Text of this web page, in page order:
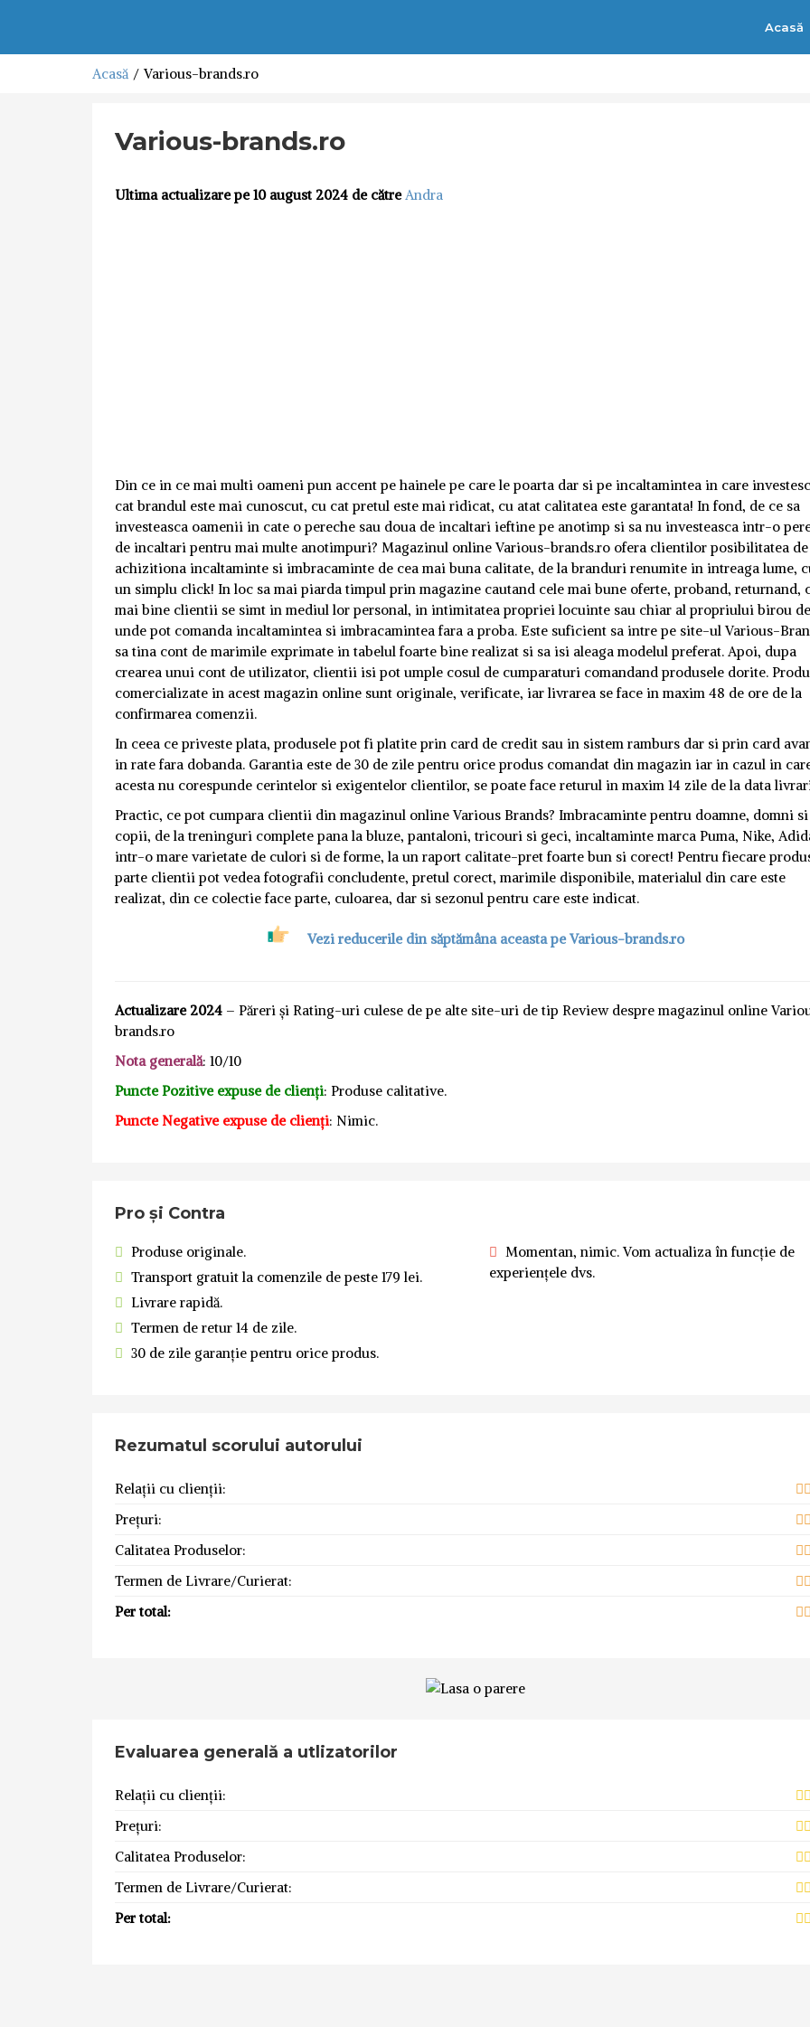
Acasă
Acasă Various-brands.ro
Various-brands.ro
Ultima actualizare pe 10 august 2024 de către Andra
Din ce in ce mai multi oameni pun accent pe hainele pe care le poarta dar si pe incaltamintea in care
cat brandul este mai cunoscut, cu cat pretul este mai ridicat, cu atat calitatea este garantata! In fond, de ce sa
investeasca oamenii in cate o pereche sau doua de incaltari ieftine pe anotimp si sa nu investeasca intr-o
de incaltari pentru mai multe anotimpuri? Magazinul online Various-brands.ro ofera clientilor posibilitatea de
achizitiona incaltaminte si imbracaminte de cea mai buna calitate, de la branduri renumite in intreaga lume,
un simplu click! In loc sa mai piarda timpul prin magazine cautand cele mai bune oferte, proband, returnand,
mai bine clientii se simt in mediul lor personal, in intimitatea propriei locuinte sau chiar al propriului birou de
unde pot comanda incaltamintea si imbracamintea fara a proba. Este suficient sa intre pe site-ul Various-
sa tina cont de marimile exprimate in tabelul foarte bine realizat si sa isi aleaga modelul preferat. Apoi, dupa
crearea unui cont de utilizator, clientii isi pot umple cosul de cumparaturi comandand produsele dorite.
comercializate in acest magazin online sunt originale, verificate, iar livrarea se face in maxim 48 de ore de la
confirmarea comenzii.
In ceea ce priveste plata, produsele pot fi platite prin card de credit sau in sistem ramburs dar si prin card
in rate fara dobanda. Garantia este de 30 de zile pentru orice produs comandat din magazin iar in cazul in
acesta nu corespunde cerintelor si exigentelor clientilor, se poate face returul in maxim 14 zile de la data
Practic, ce pot cumpara clientii din magazinul online Various Brands? Imbracaminte pentru doamne, domni si
copii, de la treninguri complete pana la bluze, pantaloni, tricouri si geci, incaltaminte marca Puma, Nike,
intr-o mare varietate de culori si de forme, la un raport calitate-pret foarte bun si corect! Pentru fiecare
parte clientii pot vedea fotografii concludente, pretul corect, marimile disponibile, materialul din care este
realizat, din ce colectie face parte, culoarea, dar si sezonul pentru care este indicat.
Vezi reducerile din săptămâna aceasta pe Various-brands.ro
Actualizare 2024 – Păreri și Rating-uri culese de pe alte site-uri de tip Review despre magazinul online
brands.ro
Nota generală: 10/10
Puncte Pozitive expuse de clienți: Produse calitative.
Puncte Negative expuse de clienți: Nimic.
Pro și Contra
Produse originale.
Transport gratuit la comenzile de peste 179 lei.
Livrare rapidă.
Termen de retur 14 de zile.
30 de zile garanție pentru orice produs.
Momentan, nimic. Vom actualiza în funcție de
experiențele dvs.
Rezumatul scorului autorului
Relații cu clienții:
Prețuri:
Calitatea Produselor:
Termen de Livrare/Curierat:
Per total:
Evaluarea generală a utlizatorilor
Relații cu clienții:
Prețuri:
Calitatea Produselor:
Termen de Livrare/Curierat:
Per total: